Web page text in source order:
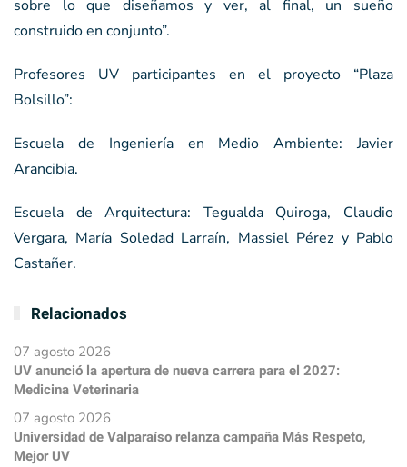
sobre lo que diseñamos y ver, al final, un sueño
construido en conjunto”.
Profesores UV participantes en el proyecto “Plaza
Bolsillo”:
Escuela de Ingeniería en Medio Ambiente: Javier
Arancibia.
Escuela de Arquitectura: Tegualda Quiroga, Claudio
Vergara, María Soledad Larraín, Massiel Pérez y Pablo
Castañer.
Relacionados
07 agosto 2026
UV anunció la apertura de nueva carrera para el 2027:
Medicina Veterinaria
07 agosto 2026
Universidad de Valparaíso relanza campaña Más Respeto,
Mejor UV